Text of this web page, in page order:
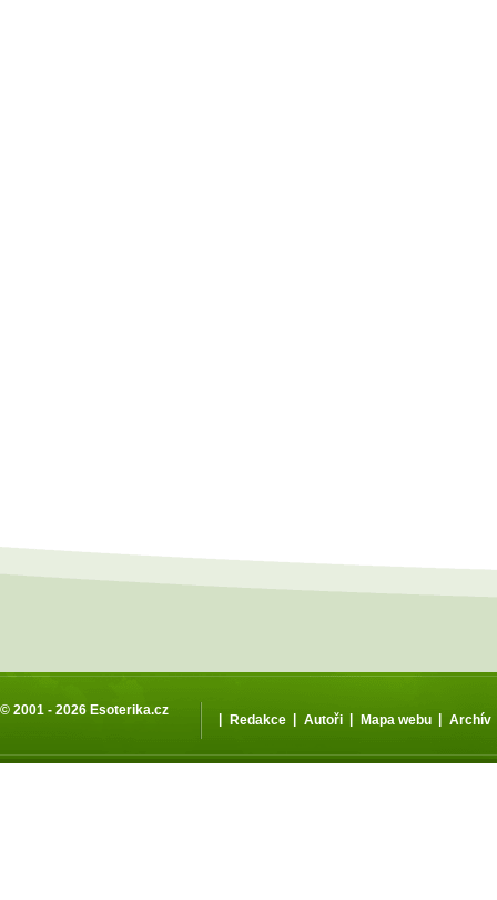
© 2001 - 2026 Esoterika.cz
| Redakce | Autoři | Mapa webu | Archív